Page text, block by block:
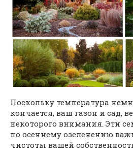
Поскольку температура
кончается, ваш газон и сад,
некоторого внимания. Эти
по осеннему озеленению
чистоты вашей